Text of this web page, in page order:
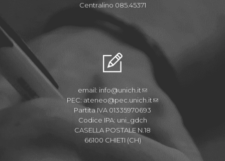
Centralino 085.45371
email: info@unich.it
PEC: ateneo@pec.unich.it
Partita IVA 01335970693
Codice IPA: uni_gdch
CASELLA POSTALE N.18
66100 CHIETI (CH)